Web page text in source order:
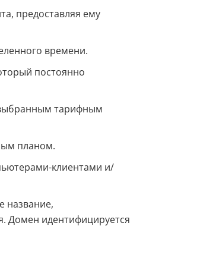
предоставляя ему
времени.
постоянно
выбранным тарифным
планом.
клиентами и/
название,
Домен идентифицируется